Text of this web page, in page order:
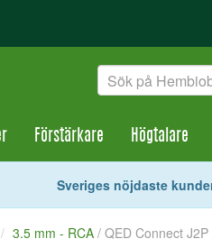
Förstärkare Högtalare
Sveriges nöjdaste
3.5 mm - RCA / QED Connect